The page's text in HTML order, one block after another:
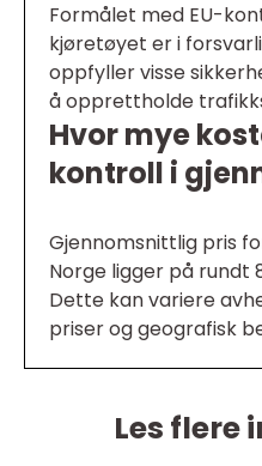
Formålet med EU-
kjøretøyet er i
oppfyller visse
å opprettholde
Hvor mye
kontroll i
Gjennomsnittlig pris
Norge ligger på rundt
Dette kan variere
priser og geografisk
Les flere